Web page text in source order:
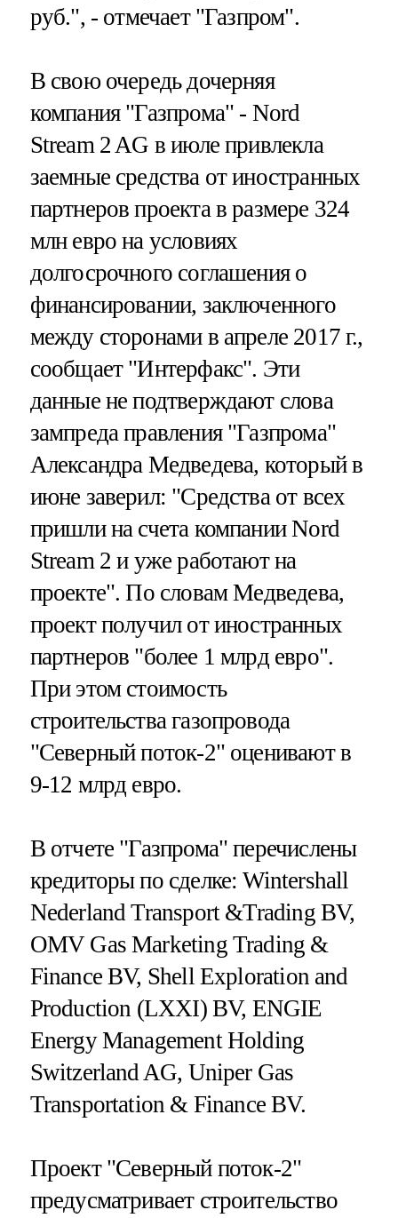
руб.", - отмечает "Газпром".
В свою очередь дочерняя
компания "Газпрома" - Nord
Stream 2 AG в июле привлекла
заемные средства от иностранных
партнеров проекта в размере 324
млн евро на условиях
долгосрочного соглашения о
финансировании, заключенного
между сторонами в апреле 2017 г.,
сообщает "Интерфакс". Эти
данные не подтверждают слова
зампреда правления "Газпрома"
Александра Медведева, который в
июне заверил: "Средства от всех
пришли на счета компании Nord
Stream 2 и уже работают на
проекте". По словам Медведева,
проект получил от иностранных
партнеров "более 1 млрд евро".
При этом стоимость
строительства газопровода
"Северный поток-2" оценивают в
9-12 млрд евро.
В отчете "Газпрома" перечислены
кредиторы по сделке: Wintershall
Nederland Transport &Trading BV,
OMV Gas Marketing Trading &
Finance BV, Shell Exploration and
Production (LXXI) BV, ENGIE
Energy Management Holding
Switzerland AG, Uniper Gas
Transportation & Finance BV.
Проект "Северный поток-2"
предусматривает строительство